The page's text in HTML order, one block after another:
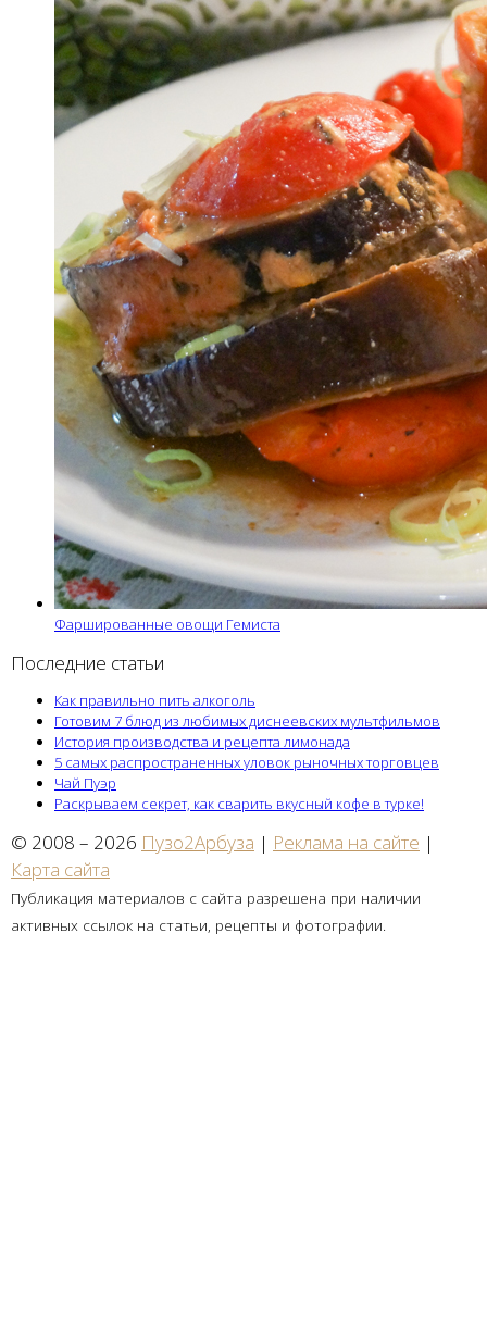
Фаршированные овощи Гемиста
Последние статьи
Как правильно пить алкоголь
Готовим 7 блюд из любимых диснеевских мультфильмов
История производства и рецепта лимонада
5 самых распространенных уловок рыночных торговцев
Чай Пуэр
Раскрываем секрет, как сварить вкусный кофе в турке!
© 2008 – 2026 Пузо2Арбуза | Реклама на сайте |
Карта сайта
Публикация материалов с сайта разрешена при наличии
активных ссылок на статьи, рецепты и фотографии.